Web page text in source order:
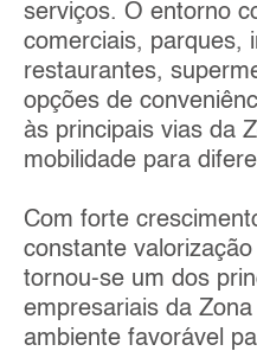
serviços. O entorno
comerciais, parques,
restaurantes,
opções de
às principais vias da
mobilidade para
Com forte
constante
tornou-se um dos
empresariais da
ambiente favorável